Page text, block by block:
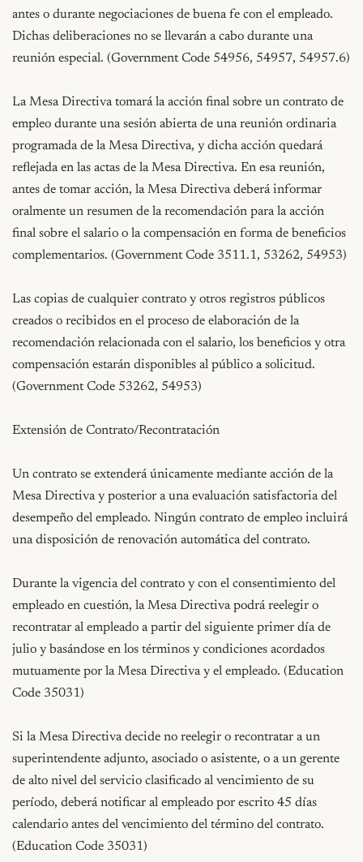
antes o durante negociaciones de buena fe con el empleado.
Dichas deliberaciones no se llevarán a cabo durante una
reunión especial. (Government Code 54956, 54957, 54957.6)
La Mesa Directiva tomará la acción final sobre un contrato de
empleo durante una sesión abierta de una reunión ordinaria
programada de la Mesa Directiva, y dicha acción quedará
reflejada en las actas de la Mesa Directiva. En esa reunión,
antes de tomar acción, la Mesa Directiva deberá informar
oralmente un resumen de la recomendación para la acción
final sobre el salario o la compensación en forma de beneficios
complementarios. (Government Code 3511.1, 53262, 54953)
Las copias de cualquier contrato y otros registros públicos
creados o recibidos en el proceso de elaboración de la
recomendación relacionada con el salario, los beneficios y otra
compensación estarán disponibles al público a solicitud.
(Government Code 53262, 54953)
Extensión de Contrato/Recontratación
Un contrato se extenderá únicamente mediante acción de la
Mesa Directiva y posterior a una evaluación satisfactoria del
desempeño del empleado. Ningún contrato de empleo incluirá
una disposición de renovación automática del contrato.
Durante la vigencia del contrato y con el consentimiento del
empleado en cuestión, la Mesa Directiva podrá reelegir o
recontratar al empleado a partir del siguiente primer día de
julio y basándose en los términos y condiciones acordados
mutuamente por la Mesa Directiva y el empleado. (Education
Code 35031)
Si la Mesa Directiva decide no reelegir o recontratar a un
superintendente adjunto, asociado o asistente, o a un gerente
de alto nivel del servicio clasificado al vencimiento de su
período, deberá notificar al empleado por escrito 45 días
calendario antes del vencimiento del término del contrato.
(Education Code 35031)